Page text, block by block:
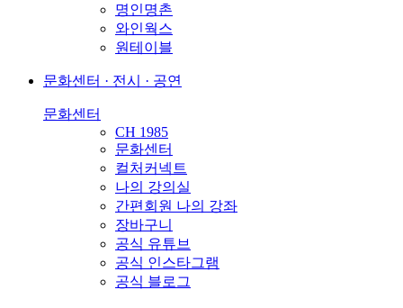
명인명촌
와인웍스
원테이블
문화센터 · 전시 · 공연
문화센터
CH 1985
문화센터
컬처커넥트
나의 강의실
간편회원 나의 강좌
장바구니
공식 유튜브
공식 인스타그램
공식 블로그